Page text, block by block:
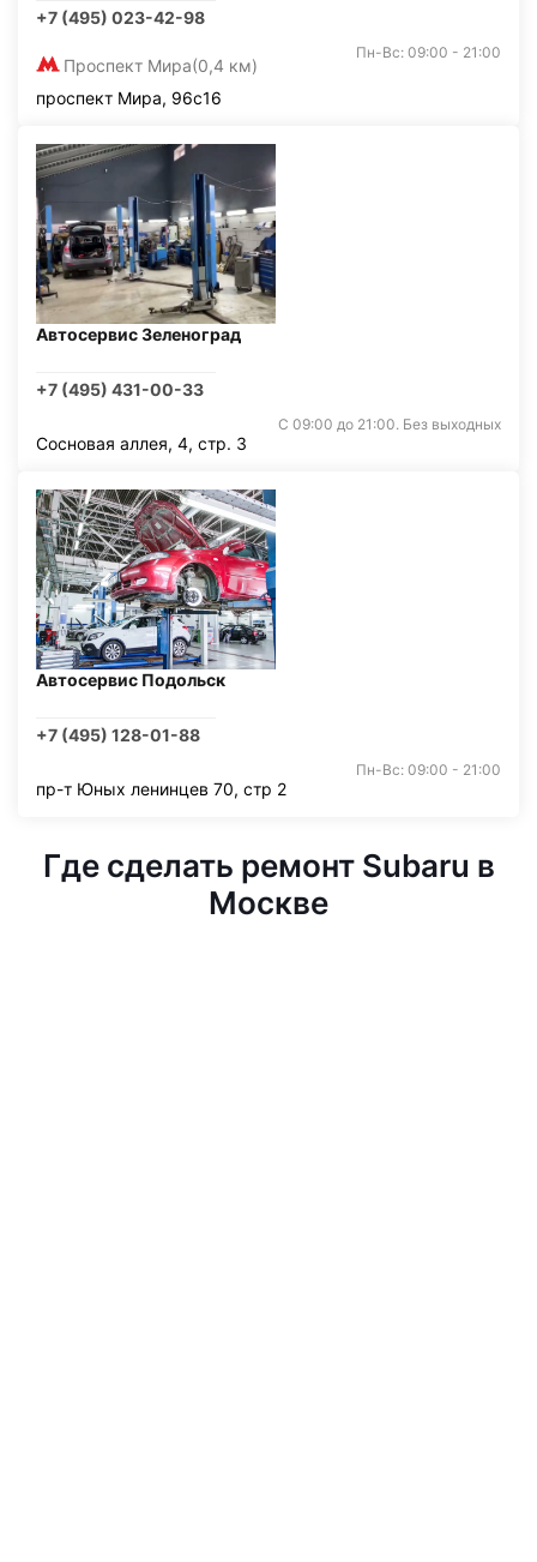
+7 (495) 023-42-98
Проспект Мира(0,4 км)
Пн-Вс: 09:00 - 21:00
проспект Мира, 96с16
Автосервис Зеленоград
+7 (495) 431-00-33
С 09:00 до 21:00. Без выходных
Сосновая аллея, 4, стр. 3
Автосервис Подольск
+7 (495) 128-01-88
Пн-Вс: 09:00 - 21:00
пр-т Юных ленинцев 70, стр 2
Где сделать ремонт Subaru в
Москве